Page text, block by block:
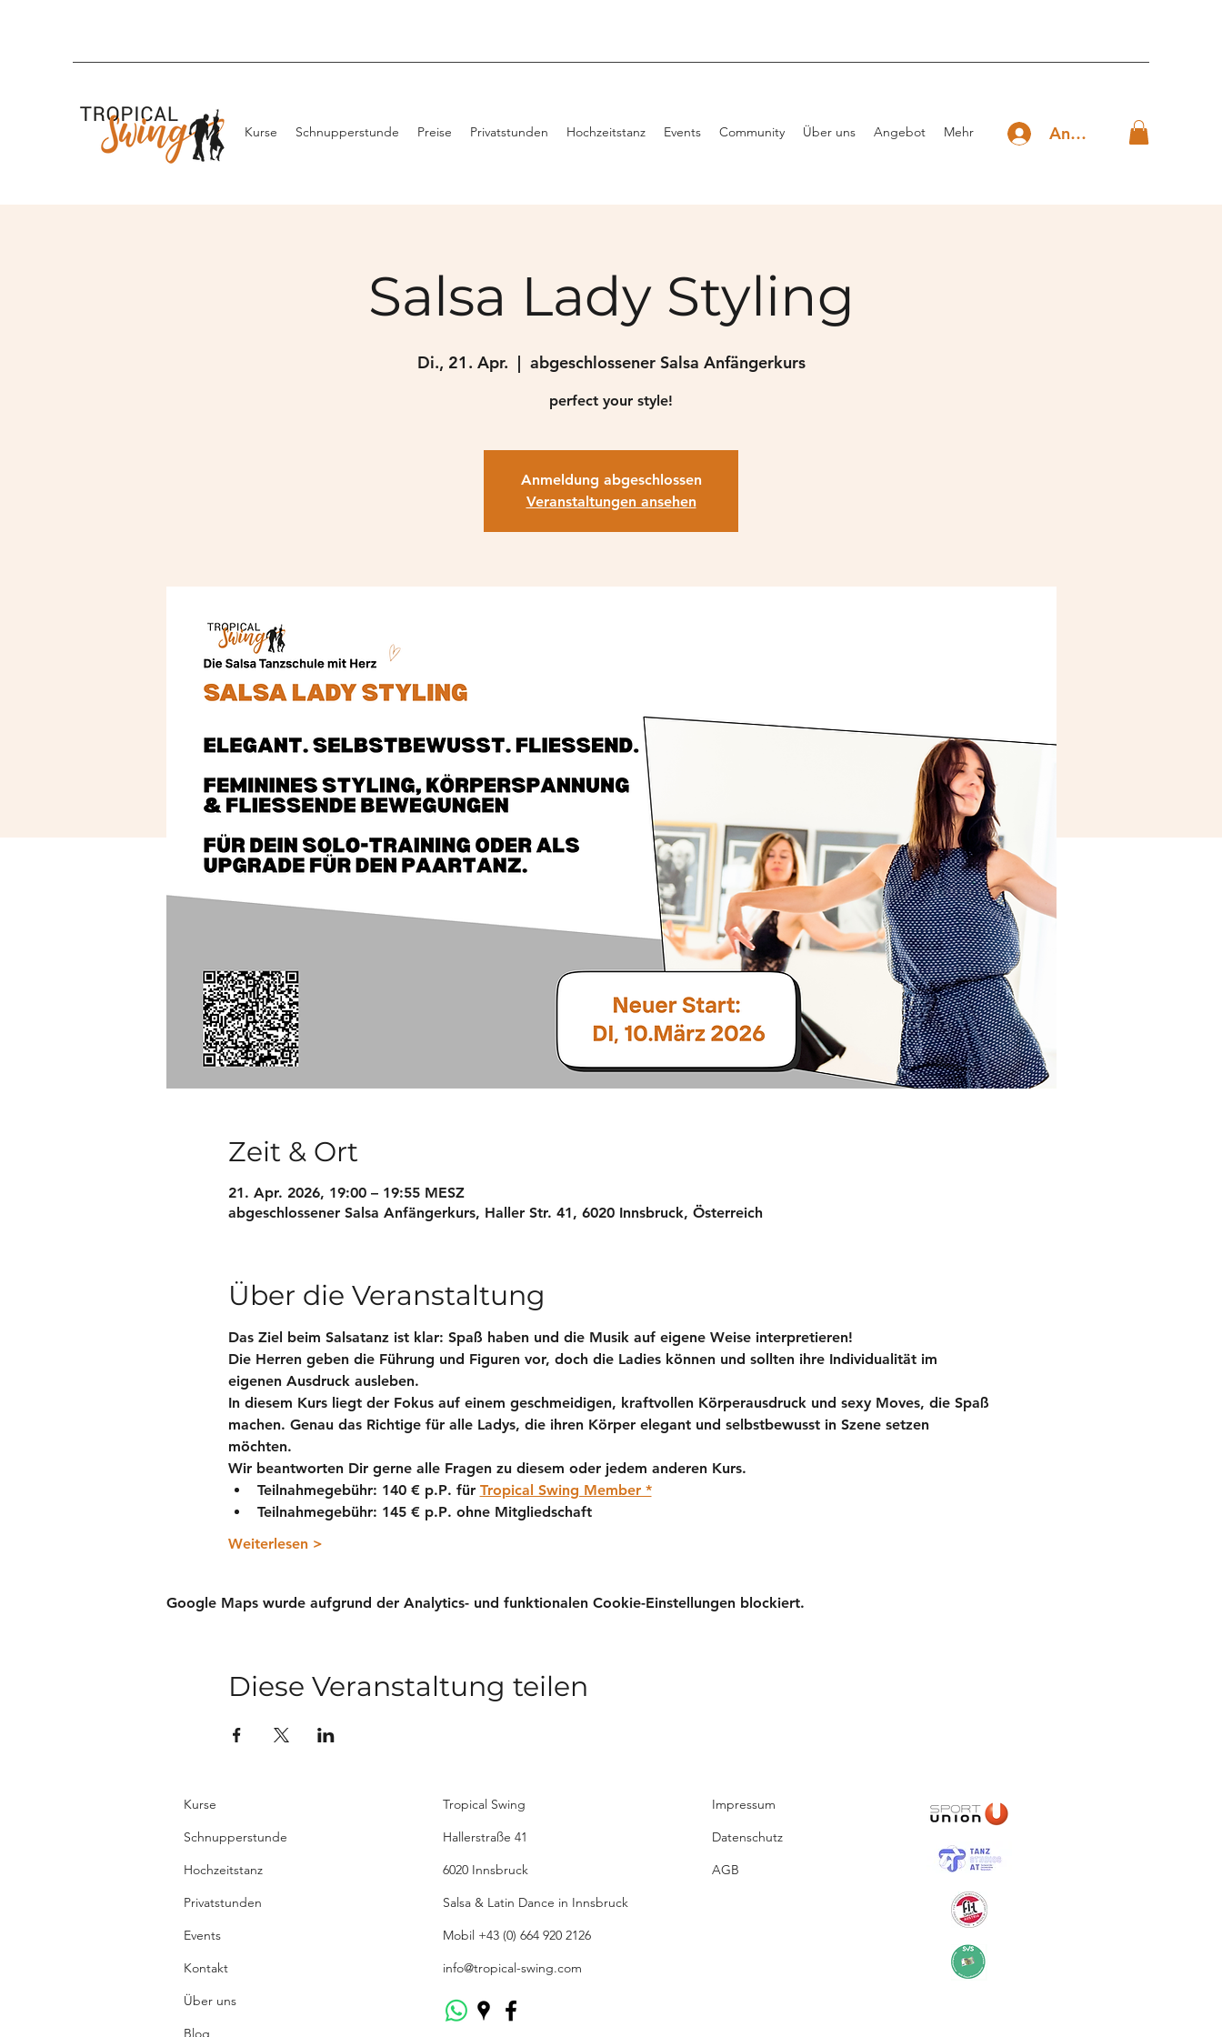
Kurse Schnupperstunde Preise Privatstunden Hochzeitstanz Events Community Über uns Angebot Mehr Anmelden
Salsa Lady Styling
Di., 21. Apr.
  |
abgeschlossener Salsa Anfängerkurs
perfect your style!
Anmeldung abgeschlossen
Veranstaltungen ansehen
Zeit & Ort
21. Apr. 2026, 19:00 – 19:55 MESZ
abgeschlossener Salsa Anfängerkurs, Haller Str. 41, 6020 Innsbruck, Österreich
Über die Veranstaltung
Das Ziel beim Salsatanz ist klar: Spaß haben und die Musik auf eigene Weise interpretieren!
Die Herren geben die Führung und Figuren vor, doch die Ladies können und sollten ihre Individualität im
eigenen Ausdruck ausleben.
In diesem Kurs liegt der Fokus auf einem geschmeidigen, kraftvollen Körperausdruck und sexy Moves, die Spaß
machen. Genau das Richtige für alle Ladys, die ihren Körper elegant und selbstbewusst in Szene setzen
möchten.
Wir beantworten Dir gerne alle Fragen zu diesem oder jedem anderen Kurs.
Teilnahmegebühr: 140 € p.P. für Tropical Swing Member *
Teilnahmegebühr: 145 € p.P. ohne Mitgliedschaft
Weiterlesen >
Google Maps wurde aufgrund der Analytics- und funktionalen Cookie-Einstellungen blockiert.
Diese Veranstaltung teilen
Kurse
Schnupperstunde
Hochzeitstanz
Privatstunden
Events
Kontakt
Über uns
Blog
Tropical Swing
Hallerstraße 41
6020 Innsbruck
Salsa & Latin Dance in Innsbruck
Mobil +43 (0) 664 920 2126
info@tropical-swing.com
Impressum
Datenschutz
AGB